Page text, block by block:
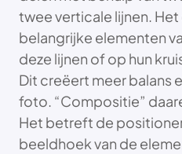
twee verticale lijnen.
belangrijke elementen
deze lijnen of op hun
Dit creëert meer balans
foto. “Compositie”
Het betreft de
beeldhoek van de